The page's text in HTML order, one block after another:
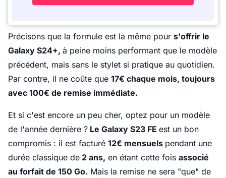
Précisons que la formule est la même pour s'offrir le
Galaxy S24+, à peine moins performant que le modèle
précédent, mais sans le stylet si pratique au quotidien.
Par contre, il ne coûte que 17€ chaque mois, toujours
avec 100€ de remise immédiate.
Et si c'est encore un peu cher, optez pour un modèle
de l'année dernière ? Le Galaxy S23 FE est un bon
compromis : il est facturé 12€ mensuels pendant une
durée classique de 2 ans, en étant cette fois associé
au forfait de 150 Go. Mais la remise ne sera "que" de